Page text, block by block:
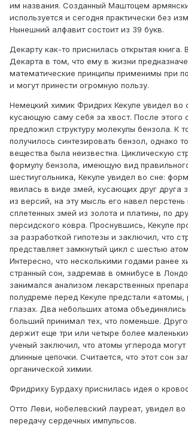
им названия. Созданный Маштоцем
используется и сегодня практически без
Нынешний алфавит состоит из 39 букв.
Декарту как-то приснилась открытая книга.
Декарта в том, что ему в жизни
математические принципы применимы при
и могут принести огромную пользу.
Немецкий химик Фридрих Кекуле увидел во
кусающую саму себя за хвост. После этого
предложил структуру молекулы бензола. К
получилось синтезировать бензол, однако
вещества была неизвестна. Циклическую
формулу бензола, имеющую вид
шестиугольника, Кекуле увидел во сне:
явилась в виде змей, кусающих друг друга
из версий, на эту мысль его навел
сплетенных змей из золота и платины, по
персидского ковра. Проснувшись, Кекуле
за разработкой гипотезы и заключил, что
представляет замкнутый цикл с шестью
Интересно, что несколькими годами ранее
странный сон, задремав в омнибусе в
занимался анализом лекарственных
полудреме перед Кекуле предстали «атомы,
глазах. Два небольших атома
больший принимал тех, что поменьше.
держит еще три или четыре более
ученый заключил, что атомы углерода могут
длинные цепочки. Считается, что этот сон
органической химии.
Фридриху Бурдаху приснилась идея о
Отто Леви, нобелевский лауреат, увидел
передачу сердечных импульсов.